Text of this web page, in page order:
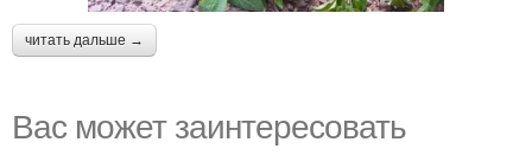
читать дальше →
Вас может заинтересовать